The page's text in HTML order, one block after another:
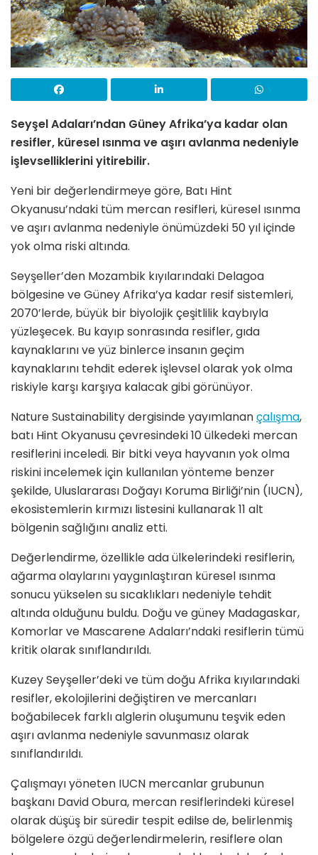
Seyşel Adaları’ndan Güney Afrika’ya kadar olan
resifler, küresel ısınma ve aşırı avlanma nedeniyle
işlevselliklerini yitirebilir.
Yeni bir değerlendirmeye göre, Batı Hint
Okyanusu’ndaki tüm mercan resifleri, küresel ısınma
ve aşırı avlanma nedeniyle önümüzdeki 50 yıl içinde
yok olma riski altında.
Seyşeller’den Mozambik kıyılarındaki Delagoa
bölgesine ve Güney Afrika’ya kadar resif sistemleri,
2070’lerde, büyük bir biyolojik çeşitlilik kaybıyla
yüzleşecek. Bu kayıp sonrasında resifler, gıda
kaynaklarını ve yüz binlerce insanın geçim
kaynaklarını tehdit ederek işlevsel olarak yok olma
riskiyle karşı karşıya kalacak gibi görünüyor.
Nature Sustainability dergisinde yayımlanançalışma,
batı Hint Okyanusu çevresindeki 10 ülkedeki mercan
resiflerini inceledi. Bir bitki veya hayvanın yok olma
riskini incelemek için kullanılan yönteme benzer
şekilde, Uluslararası Doğayı Koruma Birliği’nin (IUCN),
ekosistemlerin kırmızı listesini kullanarak 11 alt
bölgenin sağlığını analiz etti.
Değerlendirme, özellikle ada ülkelerindeki resiflerin,
ağarma olaylarını yaygınlaştıran küresel ısınma
sonucu yükselen su sıcaklıkları nedeniyle tehdit
altında olduğunu buldu. Doğu ve güney Madagaskar,
Komorlar ve Mascarene Adaları’ndaki resiflerin tümü
kritik olarak sınıflandırıldı.
Kuzey Seyşeller’deki ve tüm doğu Afrika kıyılarındaki
resifler, ekolojilerini değiştiren ve mercanları
boğabilecek farklı alglerin oluşumunu teşvik eden
aşırı avlanma nedeniyle savunmasız olarak
sınıflandırıldı.
Çalışmayı yöneten IUCN mercanlar grubunun
başkanı David Obura, mercan resiflerindeki küresel
olarak düşüş bir süredir tespit edilse de, belirlenmiş
bölgelere özgü değerlendirmelerin, resiflere olan